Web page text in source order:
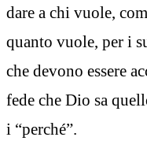
dare a chi vuole,
quanto vuole, per i
che devono essere
fede che Dio sa
i “perché”.